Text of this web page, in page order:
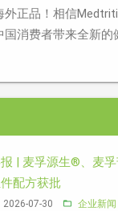
外正品！相信
国消费者带来全新的
| 麦孚源生®、麦
配方获批
2026-07-30 企业新闻